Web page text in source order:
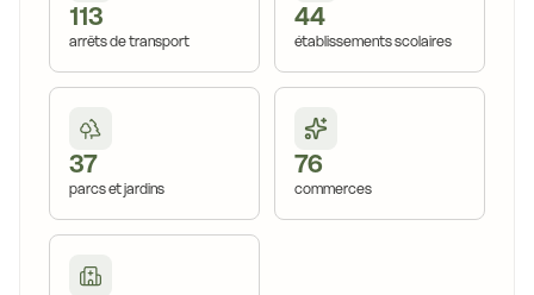
113
arrêts de transport
44
établissements scolaires
37
parcs et jardins
76
commerces